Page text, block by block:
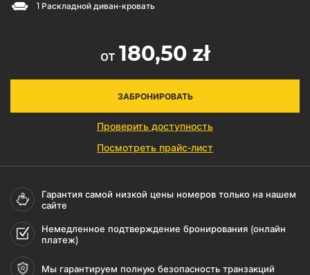
1 Раскладной диван-кровать
от 180,50 zł
ЗАБРОНИРОВАТЬ
Проверить доступность
Посмотреть прайс-лист
Гарантия самой низкой цены номеров только на нашем
сайте
Немедленное подтверждение бронирования (онлайн
платеж)
Мы гарантируем полную безопасность транзакций